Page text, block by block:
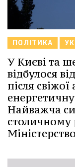
ПОЛІТИКА
У Києві та
відбулося
після
Найважча
столичному